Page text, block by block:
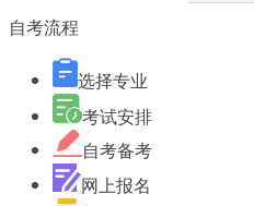
自考流程
选择专业
考试安排
自考备考
网上报名